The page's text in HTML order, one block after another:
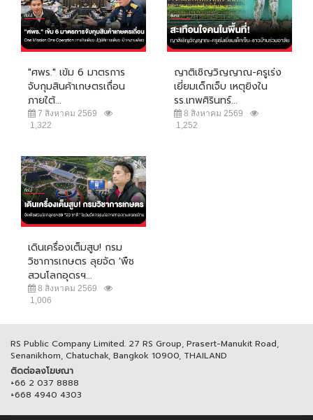
"ศพร." เข้ม 6 มาตรการ
จับกุมสินค้าเกษตรเถื่อน
ภายใต้...
7 สิงหาคม 2569
1,322
ญาติเชิญวิญญาณ-ครูเร่ง
เยี่ยมเด็กเจ็บ เหตุยิงใน
รร.เทพศิรินทร์...
8 สิงหาคม 2569
1,252
เดินเครื่องเต็มสูบ! กรม
วิชาการเกษตร ลุยจัด 'พืช
สวนโลกอุดรฯ...
8 สิงหาคม 2569
1,006
RS Public Company Limited. 27 RS Group, Prasert-Manukit Road,
Senanikhom, Chatuchak, Bangkok 10900, THAILAND
ติดต่อลงโฆษณา
+66 2 037 8888
+668 4940 4303